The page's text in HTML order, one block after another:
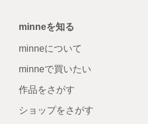
minneを知る
minneについて
minneで買いたい
作品をさがす
ショップをさがす